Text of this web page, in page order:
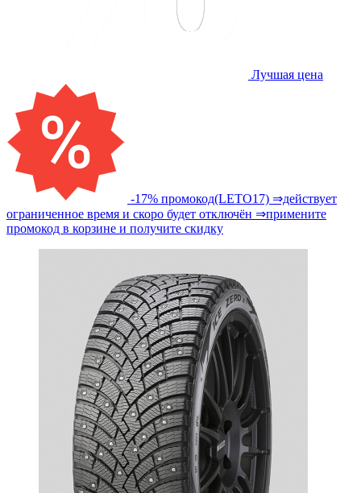
Лучшая цена
-17% промокод(LETO17) ⇒действует
ограниченное время и скоро будет отключён ⇒примените
промокод в корзине и получите скидку